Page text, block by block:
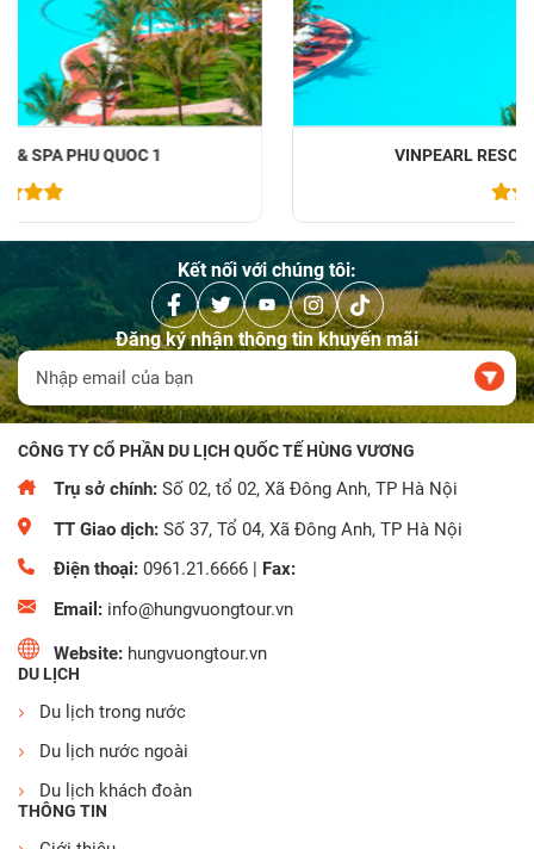
VINPEARL RESORT & SPA PHU QUOC 2
Kết nối với chúng tôi:
Đăng ký nhận thông tin khuyến mãi
CÔNG TY CỔ PHẦN DU LỊCH QUỐC TẾ HÙNG VƯƠNG
Trụ sở chính: Số 02, tổ 02, Xã Đông Anh, TP Hà Nội
TT Giao dịch: Số 37, Tổ 04, Xã Đông Anh, TP Hà Nội
Điện thoại: 0961.21.6666 | Fax:
Email: info@hungvuongtour.vn
Website: hungvuongtour.vn
DU LỊCH
Du lịch trong nước
Du lịch nước ngoài
Du lịch khách đoàn
THÔNG TIN